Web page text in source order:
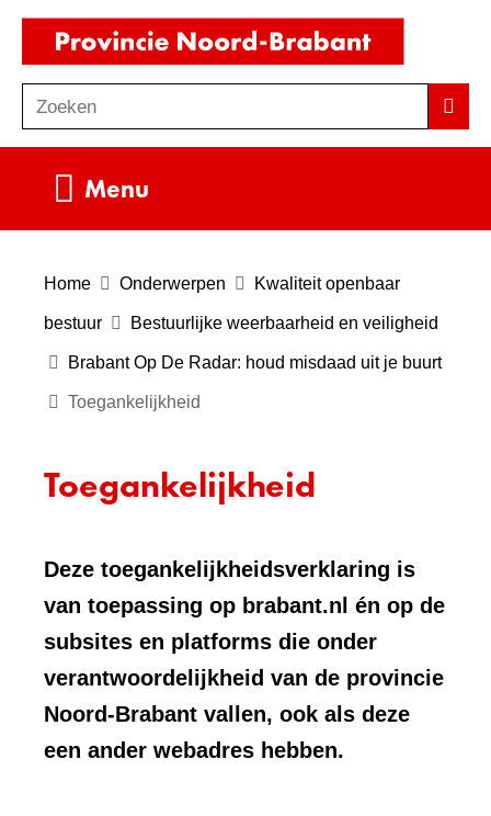
Ga
de
inhoud
o
e
Zoeken
Menu
Home Onderwerpen Kwaliteit openbaar
bestuur Bestuurlijke weerbaarheid en veiligheid
Brabant Op De Radar: houd misdaad uit je buurt
Toegankelijkheid
Toegankelijkheid
Deze toegankelijkheidsverklaring is
van toepassing op brabant.nl én op de
subsites en platforms die onder
verantwoordelijkheid van de provincie
Noord-Brabant vallen, ook als deze
een ander webadres hebben.